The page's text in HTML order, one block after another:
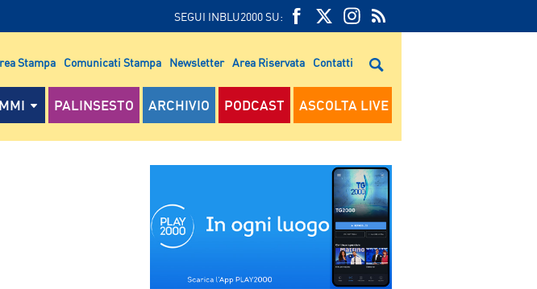
SEGUI INBLU2000 SU:
FEED
RSS
RSS
Stampa Comunicati Stampa Newsletter Area Riservata Contatti
PALINSESTO ARCHIVIO PODCAST ASCOLTA LIVE